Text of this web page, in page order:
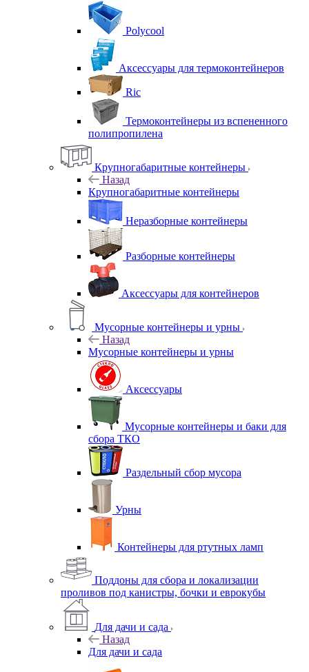
Polycool
Аксессуары для термоконтейнеров
Ric
Термоконтейнеры из вспененного
полипропилена
Крупногабаритные контейнеры
Назад
Крупногабаритные контейнеры
Неразборные контейнеры
Разборные контейнеры
Аксессуары для контейнеров
Мусорные контейнеры и урны
Назад
Мусорные контейнеры и урны
Аксессуары
Мусорные контейнеры и баки для
сбора ТКО
Раздельный сбор мусора
Урны
Контейнеры для ртутных ламп
Поддоны для сбора и локализации
проливов под канистры, бочки и еврокубы
Для дачи и сада
Назад
Для дачи и сада